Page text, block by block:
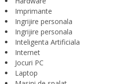
Imprimante
Ingrijire personala
Ingrijire personala
Inteligenta Artificiala
Internet
Jocuri PC
Laptop